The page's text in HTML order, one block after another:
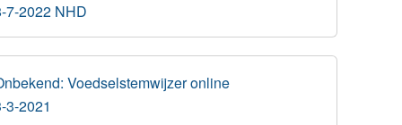
7-2022 NHD
Voedselstemwijzer online
3-2021